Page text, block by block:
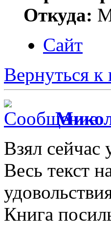
Откуда:
Сайт
Вернуться к
Взял сейчас
Весь текст
Книга